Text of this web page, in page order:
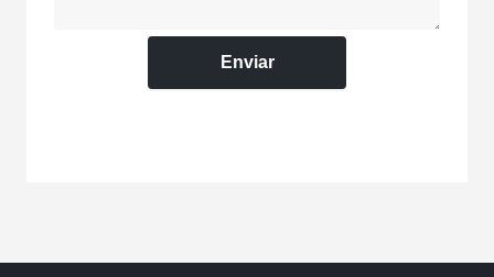
Enviar